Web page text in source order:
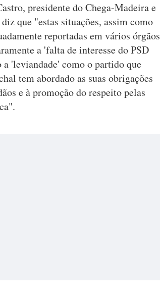
presidente do Chega-Madeira e
que "estas situações, assim como
reportadas em vários órgãos
a 'falta de interesse do PSD
a 'leviandade' como o partido que
tem abordado as suas obrigações
e à promoção do respeito pelas